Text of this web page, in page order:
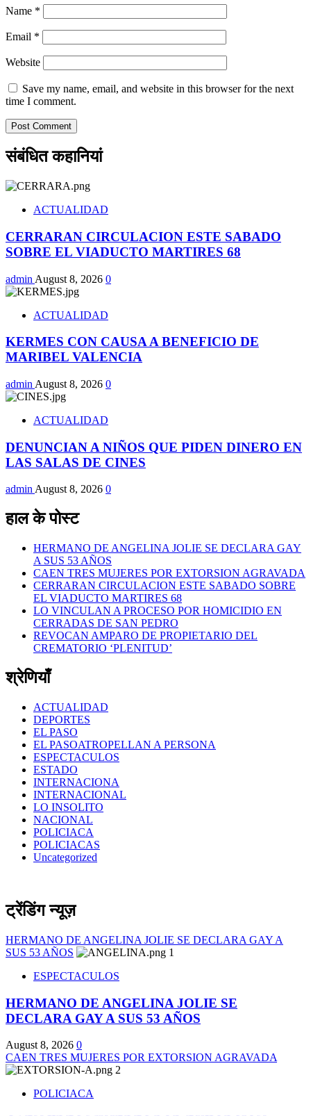
Name *
Email *
Website
Save my name, email, and website in this browser for the next
time I comment.
संबंधित कहानियां
ACTUALIDAD
CERRARAN CIRCULACION ESTE SABADO
SOBRE EL VIADUCTO MARTIRES 68
admin August 8, 2026 0
ACTUALIDAD
KERMES CON CAUSA A BENEFICIO DE
MARIBEL VALENCIA
admin August 8, 2026 0
ACTUALIDAD
DENUNCIAN A NIÑOS QUE PIDEN DINERO EN
LAS SALAS DE CINES
adminAugust 8, 2026 0
हाल के पोस्ट
HERMANO DE ANGELINA JOLIE SE DECLARA GAY
A SUS 53 AÑOS
CAEN TRES MUJERES POR EXTORSION AGRAVADA
CERRARAN CIRCULACION ESTE SABADO SOBRE
EL VIADUCTO MARTIRES 68
LO VINCULAN A PROCESO POR HOMICIDIO EN
CERRADAS DE SAN PEDRO
REVOCAN AMPARO DE PROPIETARIO DEL
CREMATORIO ‘PLENITUD’
श्रेणियाँ
ACTUALIDAD
DEPORTES
EL PASO
EL PASOATROPELLAN A PERSONA
ESPECTACULOS
ESTADO
INTERNACIONA
INTERNACIONAL
LO INSOLITO
NACIONAL
POLICIACA
POLICIACAS
Uncategorized
ट्रेंडिंग न्यूज़
HERMANO DE ANGELINA JOLIE SE DECLARA GAY A
SUS 53 AÑOS
1
ESPECTACULOS
HERMANO DE ANGELINA JOLIE SE
DECLARA GAY A SUS 53 AÑOS
August 8, 2026 0
CAEN TRES MUJERES POR EXTORSION AGRAVADA
2
POLICIACA